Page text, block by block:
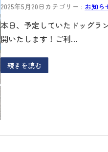
2025年5月20日 カテゴリー : お知ら
本日、予定していたドッグラ
開いたします！ご利…
続きを読む